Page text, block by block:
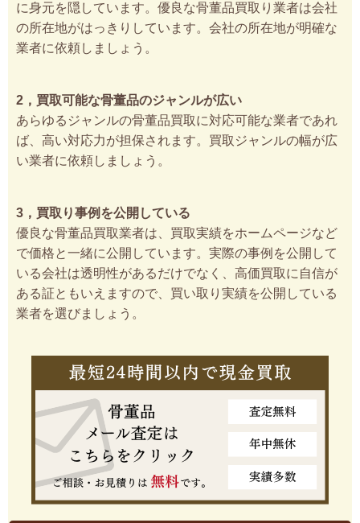
に身元を隠しています。優良な骨董品買取り業者は会社
の所在地がはっきりしています。会社の所在地が明確な
業者に依頼しましょう。
2，買取可能な骨董品のジャンルが広い
あらゆるジャンルの骨董品買取に対応可能な業者であれ
ば、高い対応力が担保されます。買取ジャンルの幅が広
い業者に依頼しましょう。
3，買取り事例を公開している
優良な骨董品買取業者は、買取実績をホームページなど
で価格と一緒に公開しています。実際の事例を公開して
いる会社は透明性があるだけでなく、高価買取に自信が
ある証ともいえますので、買い取り実績を公開している
業者を選びましょう。